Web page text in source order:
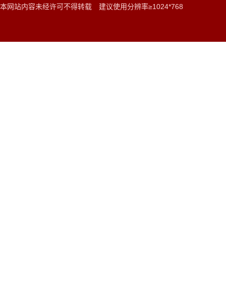
本网站内容未经许可不得转载 建议使用分辨率≥1024*768